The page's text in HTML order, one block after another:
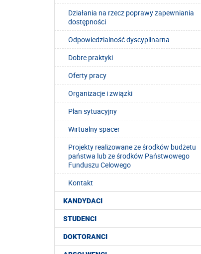
Działania na rzecz poprawy zapewniania
dostępności
Odpowiedzialność dyscyplinarna
Dobre praktyki
Oferty pracy
Organizacje i związki
Plan sytuacyjny
Wirtualny spacer
Projekty realizowane ze środków budżetu
państwa lub ze środków Państwowego
Funduszu Celowego
Kontakt
KANDYDACI
STUDENCI
DOKTORANCI